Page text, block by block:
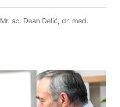
Mr. sc. Dean Delić, dr. med.